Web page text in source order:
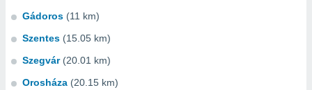
Gádoros (11 km)
Szentes (15.05 km)
Szegvár (20.01 km)
Orosháza (20.15 km)